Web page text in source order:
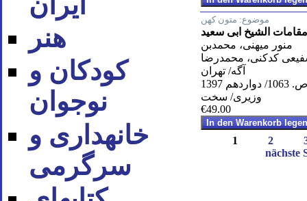
هنر
کودکان و
نوجوان
خانه‪داری و
سرگرمی
موضوع: متون کهن
الشیخ ابی سعید
منور میهنی، محمدبن
کدکنی، محمدرضا
آگه/ تهران
ص. 1063/ دواردهم 1397
وزیری/ سخت
€49.00
1 2
nächste